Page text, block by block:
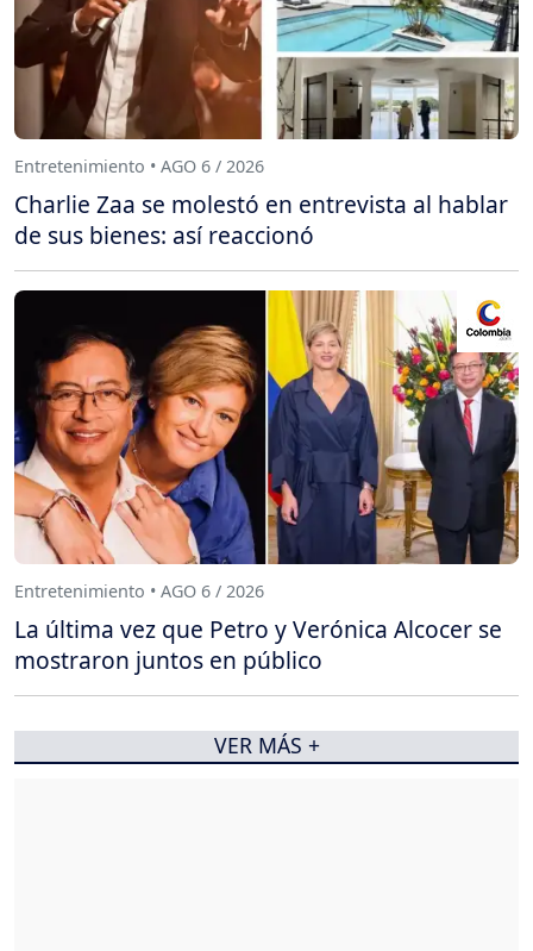
Entretenimiento • AGO 6 / 2026
Charlie Zaa se molestó en entrevista al hablar
de sus bienes: así reaccionó
Entretenimiento • AGO 6 / 2026
La última vez que Petro y Verónica Alcocer se
mostraron juntos en público
VER MÁS +